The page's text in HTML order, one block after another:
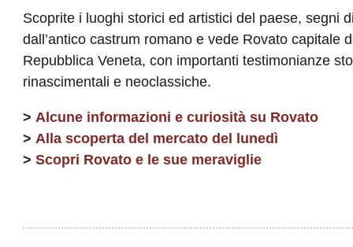
Scoprite i luoghi storici ed artistici del paese, segni
dall’antico castrum romano e vede Rovato capitale
Repubblica Veneta, con importanti testimonianze
rinascimentali e neoclassiche.
> Alcune informazioni e curiosità su Rovato
> Alla scoperta del mercato del lunedì
> Scopri Rovato e le sue meraviglie